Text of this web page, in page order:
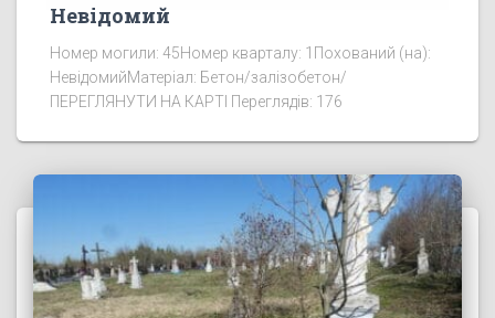
Невідомий
Номер могили: 45Номер кварталу: 1Похований (на):
НевідомийМатеріал: Бетон/залізобетон/
ПЕРЕГЛЯНУТИ НА КАРТІ Переглядів: 176